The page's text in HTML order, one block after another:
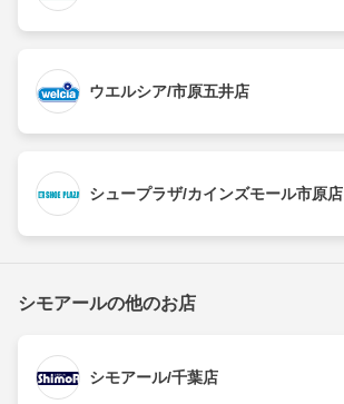
ウエルシア/市原五井店
シュープラザ/カインズモール市原店
シモアールの他のお店
シモアール/千葉店